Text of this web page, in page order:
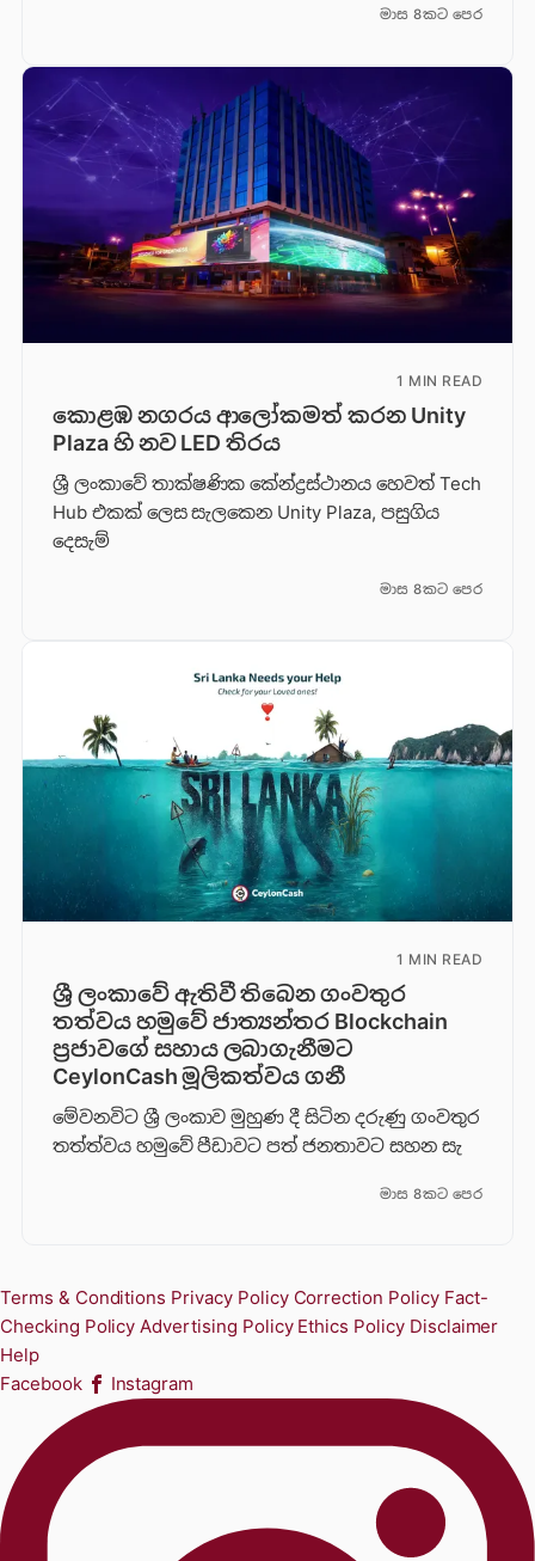
මාස 8කට පෙර
1 MIN READ
කොළඹ නගරය ආලෝකමත් කරන Unity
Plaza හි නව LED තිරය
ශ්‍රී ලංකාවේ තාක්ෂණික කේන්ද්‍රස්ථානය හෙවත් Tech
Hub එකක් ලෙස සැලකෙන Unity Plaza, පසුගිය
දෙසැම්
මාස 8කට පෙර
1 MIN READ
ශ්‍රී ලංකාවේ ඇතිවී තිබෙන ගංවතුර
තත්වය හමුවේ ජාත්‍යන්තර Blockchain
ප්‍රජාවගේ සහාය ලබාගැනීමට
CeylonCash මූලිකත්වය ග​නී
මේවනවිට ශ්‍රී ලංකාව මුහුණ දී සිටින දරුණු ගංවතුර
තත්ත්වය හමුවේ පීඩාවට පත් ජනතාවට සහන සැ
මාස 8කට පෙර
Terms & Conditions Privacy Policy Correction Policy Fact-
Checking Policy Advertising Policy Ethics Policy Disclaimer
Help
Facebook
Instagram